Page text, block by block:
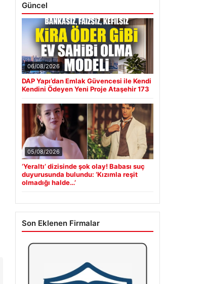
Güncel
06/08/2026
DAP Yapı’dan Emlak Güvencesi ile Kendi
Kendini Ödeyen Yeni Proje Ataşehir 173
05/08/2026
‘Yeraltı’ dizisinde şok olay! Babası suç
duyurusunda bulundu: ‘Kızımla reşit
olmadığı halde…’
Son Eklenen Firmalar